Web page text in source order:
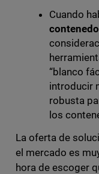
Cuando
“blanco
introducir
robusta
los
La oferta de
el mercado es
hora de escoger